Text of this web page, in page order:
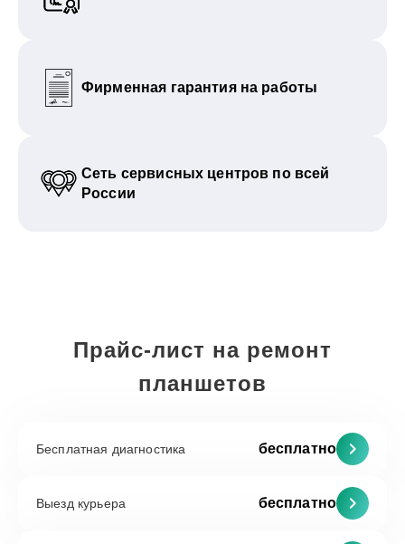
Фирменная гарантия на работы
Сеть сервисных центров по всей
России
Прайс-лист на ремонт
планшетов
Бесплатная диагностика бесплатно
Выезд курьера бесплатно